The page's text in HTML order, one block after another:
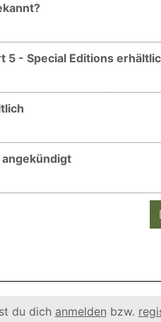
5 - Special Editions
du dich anmelden bzw.